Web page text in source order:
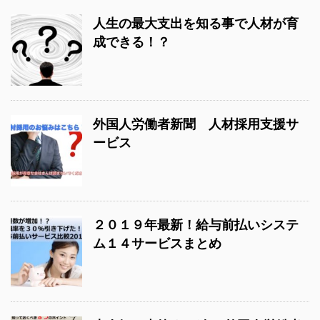
人生の最大支出を知る事で人材が育
成できる！？
外国人労働者新聞 人材採用支援サ
ービス
２０１９年最新！給与前払いシステ
ム１４サービスまとめ